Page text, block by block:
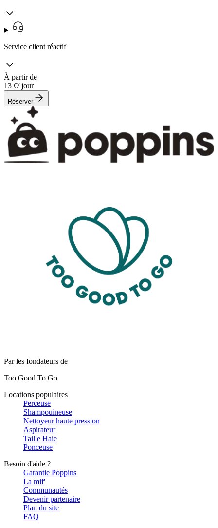
Service client réactif
À partir de
13 €/ jour
Réserver
Par les fondateurs de
Too Good To Go
Locations populaires
Perceuse
Shampouineuse
Nettoyeur haute pression
Aspirateur
Taille Haie
Ponceuse
Besoin d'aide ?
Garantie Poppins
La mif'
Communautés
Devenir partenaire
Plan du site
FAQ